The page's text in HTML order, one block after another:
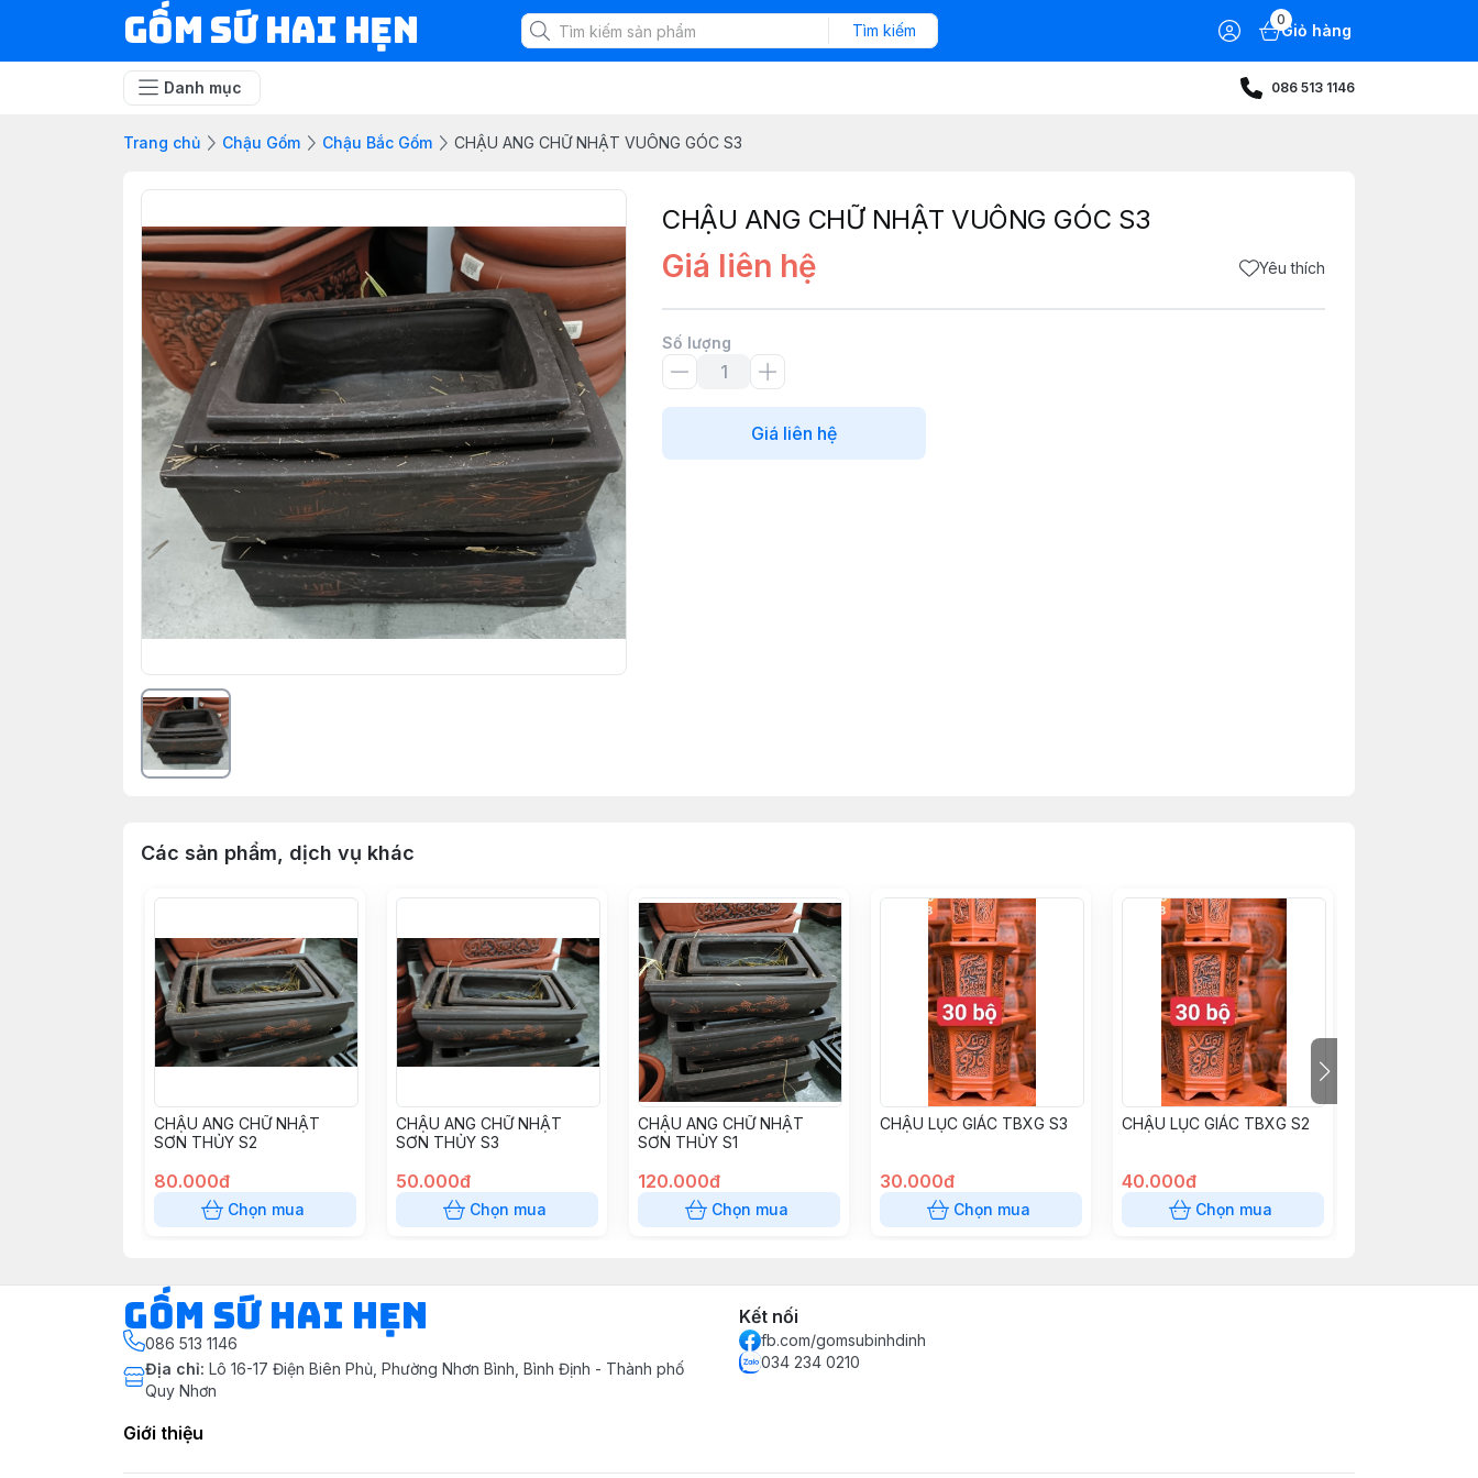
Gốm Sứ Hai Hẹn Tìm kiếm
0
Giỏ hàng
Danh mục 086 513 1146
Trang chủ Chậu Gốm Chậu Bắc Gốm CHẬU ANG CHỮ NHẬT VUÔNG GÓC S3
CHẬU ANG CHỮ NHẬT VUÔNG GÓC S3
Giá liên hệ Yêu thích
Số lượng
Giá liên hệ
Các sản phẩm, dịch vụ khác
CHẬU ANG CHỮ NHẬT
SƠN THỦY S2
80.000đ
Chọn mua
CHẬU ANG CHỮ NHẬT
SƠN THỦY S3
50.000đ
Chọn mua
CHẬU ANG CHỮ NHẬT
SƠN THỦY S1
120.000đ
Chọn mua
CHẬU LỤC GIÁC TBXG S3
30.000đ
Chọn mua
CHẬU LỤC GIÁC TBXG S2
40.000đ
Chọn mua
Gốm Sứ Hai Hẹn
086 513 1146
Địa chỉ: Lô 16-17 Điện Biên Phủ, Phường Nhơn Bình, Bình Định - Thành phố
Quy Nhơn
Kết nối
fb.com/gomsubinhdinh
034 234 0210
Giới thiệu